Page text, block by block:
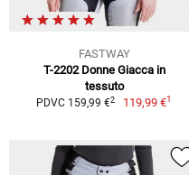
FASTWAY
T-2202 Donne Giacca in
tessuto
PDVC 159,99 €2 119,99 €1